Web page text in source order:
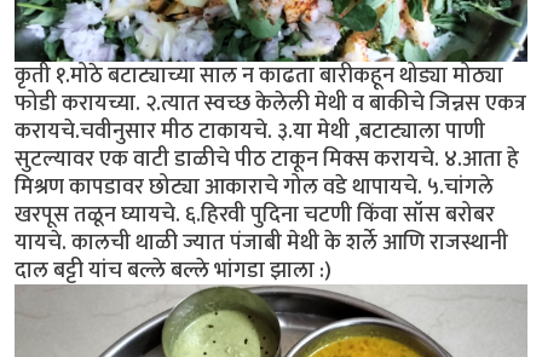
कृती १.मोठे बटाट्याच्या साल न काढता बारीकहून थोड्या मोठ्या
फोडी करायच्या. २.त्यात स्वच्छ केलेली मेथी व बाकीचे जिन्नस एकत्र
करायचे.चवीनुसार मीठ टाकायचे. ३.या मेथी ,बटाट्याला पाणी
सुटल्यावर एक वाटी डाळीचे पीठ टाकून मिक्स करायचे. ४.आता हे
मिश्रण कापडावर छोट्या आकाराचे गोल वडे थापायचे. ५.चांगले
खरपूस तळून घ्यायचे. ६.हिरवी पुदिना चटणी किंवा सॉस बरोबर
यायचे. कालची थाळी ज्यात पंजाबी मेथी के शर्ले आणि राजस्थानी
दाल बट्टी यांच बल्ले बल्ले भांगडा झाला :)